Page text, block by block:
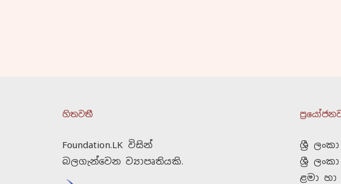
හිතවතී
Foundation.LK විසින්
බලගැන්වෙන ව්‍යාපෘතියකි.
ශ්‍රී
ශ්‍රී
ළමා